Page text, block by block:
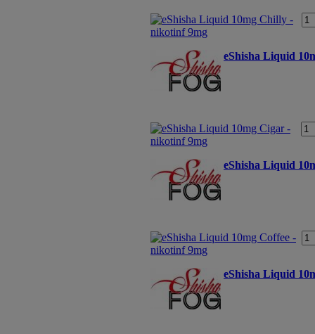
eShisha Liquid
eShisha Liquid
eShisha Liquid